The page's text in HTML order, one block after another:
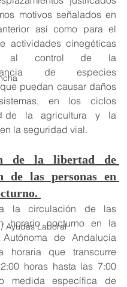
Ayudas Laboral
motivos señalados en
así como para el
actividades cinegéticas
al control de la
de especies
puedan causar daños
en los ciclos
de la agricultura y la
la seguridad vial.
de la libertad de
de las personas en
la circulación de las
horario nocturno en la
Autónoma de Andalucía
horaria que transcurre
horas hasta las 7:00
medida específica de